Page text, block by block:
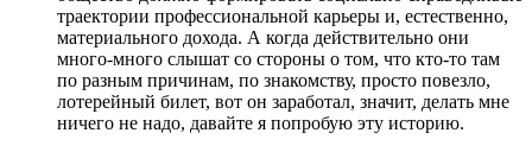
траектории профессиональной карьеры и, естественно,
материального дохода. А когда действительно они
много-много слышат со стороны о том, что кто-то там
по разным причинам, по знакомству, просто повезло,
лотерейный билет, вот он заработал, значит, делать мне
ничего не надо, давайте я попробую эту историю.